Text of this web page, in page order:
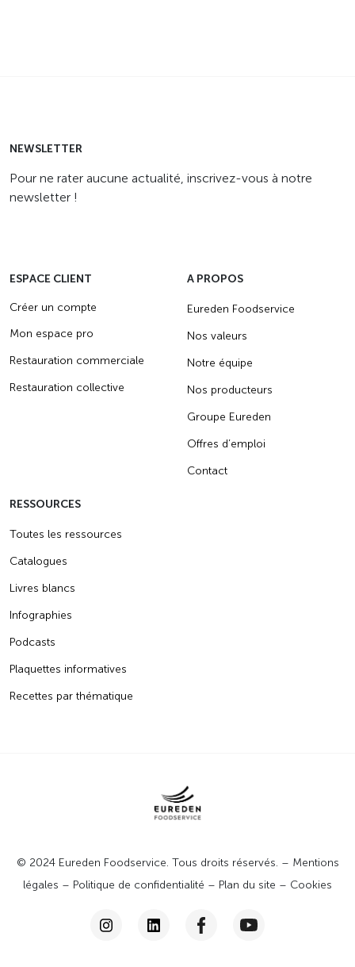
NEWSLETTER
Pour ne rater aucune actualité, inscrivez-vous à notre
newsletter !
ESPACE CLIENT
Créer un compte
Mon espace pro
Restauration commerciale
Restauration collective
A PROPOS
Eureden Foodservice
Nos valeurs
Notre équipe
Nos producteurs
Groupe Eureden
Offres d’emploi
Contact
RESSOURCES
Toutes les ressources
Catalogues
Livres blancs
Infographies
Podcasts
Plaquettes informatives
Recettes par thématique
© 2024 Eureden Foodservice. Tous droits réservés. – Mentions
légales – Politique de confidentialité – Plan du site – Cookies